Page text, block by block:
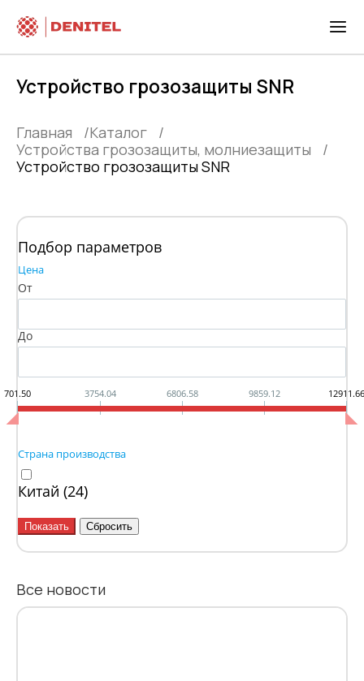
Устройство грозозащиты SNR
Главная
Каталог
Устройства грозозащиты, молниезащиты
Устройство грозозащиты SNR
Подбор параметров
Цена
От
До
701.50 3754.04 6806.58 9859.12 12911.66
Страна производства
Китай (24)
Все новости